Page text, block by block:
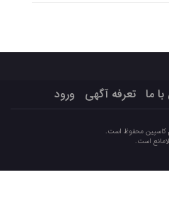
ما تعرفه آگهی ورود
کاسپین محفوظ است.
است.